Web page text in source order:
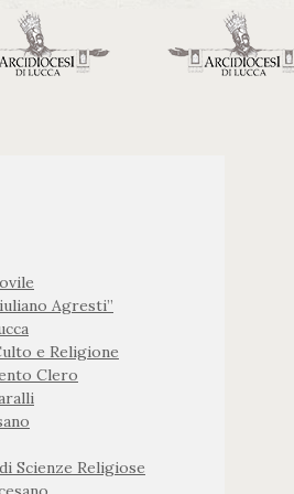
Agresti”
e Religione
Clero
Scienze Religiose